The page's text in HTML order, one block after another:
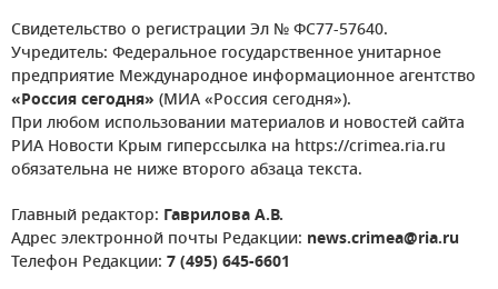
Свидетельство о регистрации Эл № ФС77-57640.
Учредитель: Федеральное государственное унитарное
предприятие Международное информационное агентство
«Россия сегодня» (МИА «Россия сегодня»).
При любом использовании материалов и новостей сайта
РИА Новости Крым гиперссылка на https://crimea.ria.ru
обязательна не ниже второго абзаца текста.
Главный редактор: Гаврилова А.В.
Адрес электронной почты Редакции: news.crimea@ria.ru
Телефон Редакции: 7 (495) 645-6601